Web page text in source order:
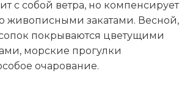
с собой ветра, но компенсирует
живописными закатами. Весной,
покрываются цветущими
морские прогулки
очарование.